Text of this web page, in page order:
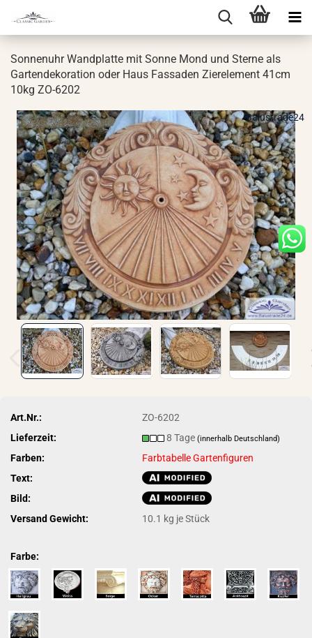
Son­nen­uhr Wand­plat­te mit Sonne Mond und Ster­ne als
Gar­ten­de­ko­ra­ti­on oder Haus Fas­sa­den Zier­ele­ment 41cm
10kg ZO-​6202
Balustrade24
Art.Nr.:
ZO-6202
Lieferzeit:
8 Tage(innerhalb Deutschland)
Farben:
Farbtabelle Gartenfiguren
Text:
Bild:
Versand Gewicht:
10.1 kg je Stück
Farbe: